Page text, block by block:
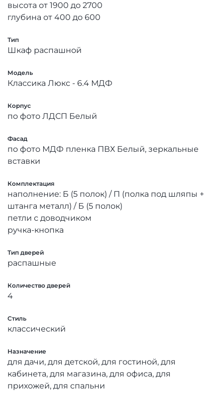
высота от 1900 до 2700
глубина от 400 до 600
Тип
Шкаф распашной
Модель
Классика Люкс - 6.4 МДФ
Корпус
по фото ЛДСП Белый
Фасад
по фото МДФ пленка ПВХ Белый, зеркальные
вставки
Комплектация
наполнение: Б (5 полок) / П (полка под шляпы +
штанга металл) / Б (5 полок)
петли с доводчиком
ручка-кнопка
Тип дверей
распашные
Количество дверей
4
Стиль
классический
Назначение
для дачи, для детской, для гостиной, для
кабинета, для магазина, для офиса, для
прихожей, для спальни